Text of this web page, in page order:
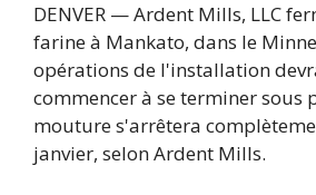
DENVER — Ardent Mills, LLC
farine à Mankato, dans le
opérations de l'installation
commencer à se terminer sous
mouture s'arrêtera
janvier, selon Ardent Mills.